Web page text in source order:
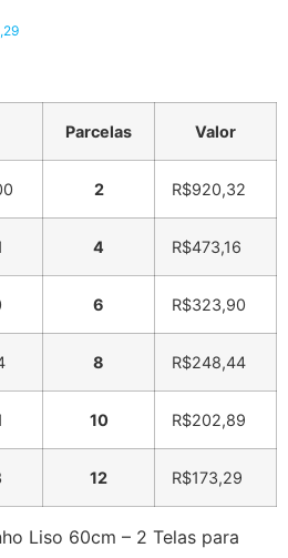
Parcelas Valor
2 R$920,32
4 R$473,16
6 R$323,90
8 R$248,44
10 R$202,89
12 R$173,29
Liso 60cm – 2 Telas para